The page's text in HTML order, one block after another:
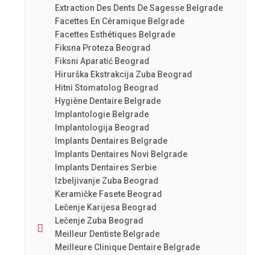
Extraction Des Dents De Sagesse Belgrade
Facettes En Céramique Belgrade
Facettes Esthétiques Belgrade
Fiksna Proteza Beograd
Fiksni Aparatić Beograd
Hirurška Ekstrakcija Zuba Beograd
Hitni Stomatolog Beograd
Hygiène Dentaire Belgrade
Implantologie Belgrade
Implantologija Beograd
Implants Dentaires Belgrade
Implants Dentaires Novi Belgrade
Implants Dentaires Serbie
Izbeljivanje Zuba Beograd
Keramičke Fasete Beograd
Lečenje Karijesa Beograd
Lečenje Zuba Beograd
Meilleur Dentiste Belgrade
Meilleure Clinique Dentaire Belgrade